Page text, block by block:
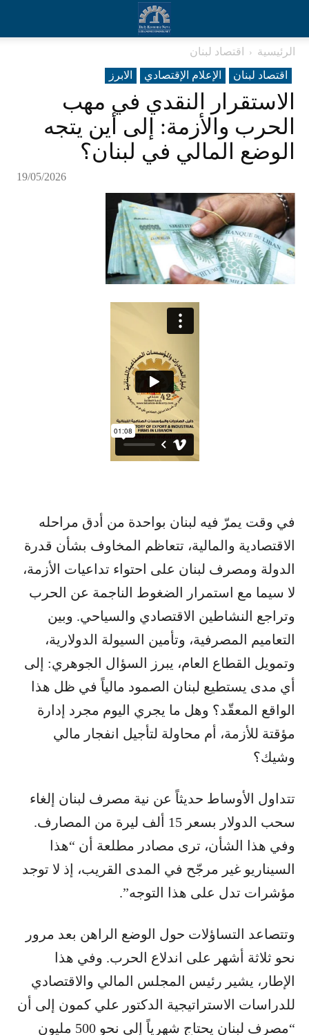
الرئيسية
اقتصاد لبنان
اقتصاد لبنان
الإعلام الإقتصادي الابرز
الاستقرار النقدي في مهب
الحرب والأزمة: إلى أين يتجه
الوضع المالي في لبنان؟
19/05/2026
في وقت يمرّ فيه ​لبنان​ بواحدة من أدق مراحله
الاقتصادية والمالية، تتعاظم المخاوف بشأن قدرة
الدولة و​مصرف لبنان​ على احتواء تداعيات الأزمة،
لا سيما مع استمرار الضغوط الناجمة عن ​الحرب​
وتراجع النشاطين الاقتصادي والسياحي. وبين
التعاميم المصرفية، وتأمين السيولة ​الدولار​ية،
وتمويل القطاع العام، يبرز السؤال الجوهري: إلى
أي مدى يستطيع لبنان الصمود مالياً في ظل هذا
الواقع المعقّد؟ وهل ما يجري اليوم مجرد إدارة
مؤقتة للأزمة، أم محاولة لتأجيل انفجار مالي
وشيك؟
تتداول الأوساط حديثاً عن نية مصرف لبنان إلغاء
سحب الدولار بسعر 15 ألف ليرة من المصارف.
وفي هذا الشأن، ترى مصادر مطلعة أن “هذا
السيناريو غير مرجّح في المدى القريب، إذ لا توجد
مؤشرات تدل على هذا التوجه”.
وتتصاعد التساؤلات حول الوضع الراهن بعد مرور
نحو ثلاثة أشهر على اندلاع الحرب. وفي هذا
الإطار، يشير رئيس المجلس المالي والاقتصادي
للدراسات الاستراتيجية الدكتور علي كمون إلى أن
“مصرف لبنان يحتاج شهرياً إلى نحو 500 مليون